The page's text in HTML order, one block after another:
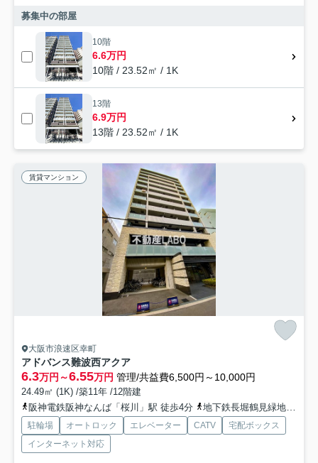
募集中の部屋
10階
6.6万円
10階 / 23.52㎡ / 1K
13階
6.9万円
13階 / 23.52㎡ / 1K
賃貸マンション
大阪市浪速区幸町
アドバンス難波西アクア
6.3万円～6.55万円 管理/共益費6,500円～10,000円
24.49㎡ (1K) /築11年 /12階建
阪神電鉄阪神なんば「桜川」駅 徒歩4分
地下鉄長堀鶴見緑地「ドーム前千代崎」駅 徒歩10分
駐輪場 オートロック エレベーター CATV
宅配ボックス
インターネット対応